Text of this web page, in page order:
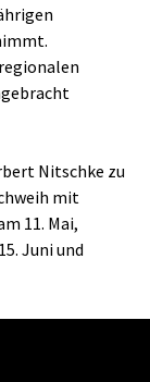
Nitschke zu
mit
11. Mai,
Juni und